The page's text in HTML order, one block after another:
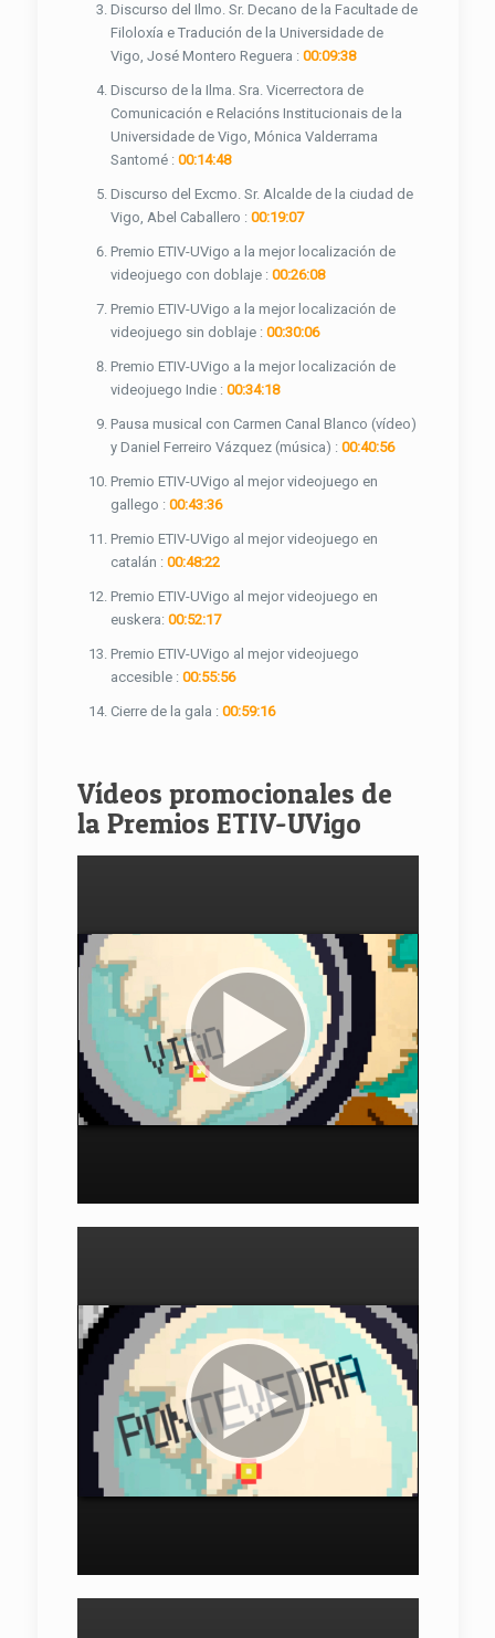
Discurso del Ilmo. Sr. Decano de la Facultade de
Filoloxía e Tradución de la Universidade de
Vigo, José Montero Reguera : 00:09:38
Discurso de la Ilma. Sra. Vicerrectora de
Comunicación e Relacións Institucionais de la
Universidade de Vigo, Mónica Valderrama
Santomé : 00:14:48
Discurso del Excmo. Sr. Alcalde de la ciudad de
Vigo, Abel Caballero : 00:19:07
Premio ETIV-UVigo a la mejor localización de
videojuego con doblaje : 00:26:08
Premio ETIV-UVigo a la mejor localización de
videojuego sin doblaje : 00:30:06
Premio ETIV-UVigo a la mejor localización de
videojuego Indie : 00:34:18
Pausa musical con Carmen Canal Blanco (vídeo)
y Daniel Ferreiro Vázquez (música) : 00:40:56
Premio ETIV-UVigo al mejor videojuego en
gallego : 00:43:36
Premio ETIV-UVigo al mejor videojuego en
catalán : 00:48:22
Premio ETIV-UVigo al mejor videojuego en
euskera: 00:52:17
Premio ETIV-UVigo al mejor videojuego
accesible : 00:55:56
Cierre de la gala : 00:59:16
Vídeos promocionales de
la Premios ETIV-UVigo